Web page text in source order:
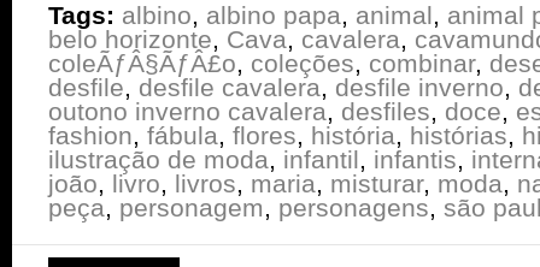
Tags: albino, albino papa, animal, animal
belo horizonte, Cava, cavalera,
coleÃƒÂ§ÃƒÂ£o, coleções, combinar,
desfile, desfile cavalera, desfile inverno,
outono inverno cavalera, desfiles, doce,
fashion, fábula, flores, história, histórias,
ilustração de moda, infantil, infantis,
joão, livro, livros, maria, misturar, moda,
peça, personagem, personagens, são